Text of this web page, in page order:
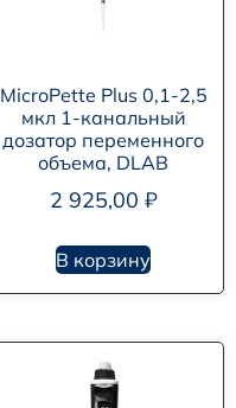
MicroPette Plus 0,1-2,5
мкл 1-канальный
дозатор переменного
объема, DLAB
2 925,00 ₽
В корзину